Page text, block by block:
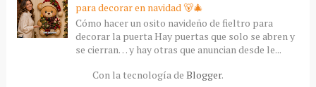
para decorar en navidad 🐻🎄
Cómo hacer un osito navideño de fieltro para
decorar la puerta Hay puertas que solo se abren y
se cierran… y hay otras que anuncian desde le...
Con la tecnología de Blogger.